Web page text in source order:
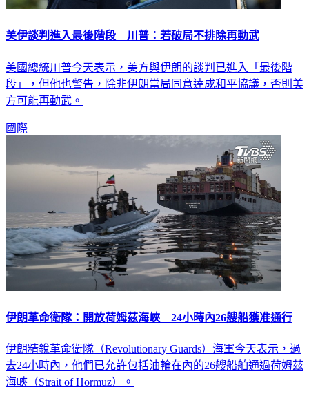
美伊談判進入最後階段 川普：若破局不排除再動武
美國總統川普今天表示，美方與伊朗的談判已進入「最後階
段」，但他也警告，除非伊朗當局同意達成和平協議，否則美
方可能再動武。
國際
伊朗革命衛隊：開放荷姆茲海峽 24小時內26艘船獲准通行
伊朗精銳革命衛隊（Revolutionary Guards）海軍今天表示，過
去24小時內，他們已允許包括油輪在內的26艘船舶通過荷姆茲
海峽（Strait of Hormuz）。